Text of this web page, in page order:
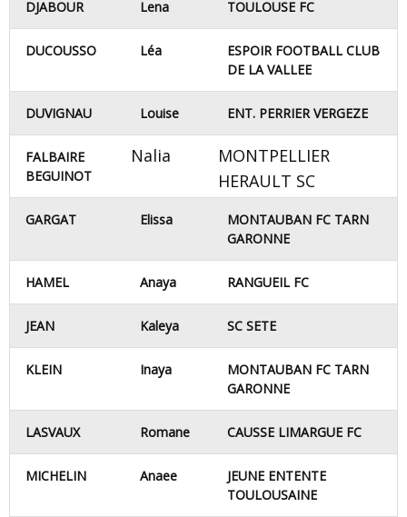
DJABOUR Lena TOULOUSE FC
DUCOUSSO Léa
ESPOIR FOOTBALL CLUB
DE LA VALLEE
DUVIGNAU Louise ENT. PERRIER VERGEZE
FALBAIRE
BEGUINOT
Nalia
MONTPELLIER
HERAULT SC
GARGAT Elissa
MONTAUBAN FC TARN
GARONNE
HAMEL Anaya RANGUEIL FC
JEAN Kaleya SC SETE
KLEIN Inaya
MONTAUBAN FC TARN
GARONNE
LASVAUX Romane CAUSSE LIMARGUE FC
MICHELIN Anaee
JEUNE ENTENTE
TOULOUSAINE